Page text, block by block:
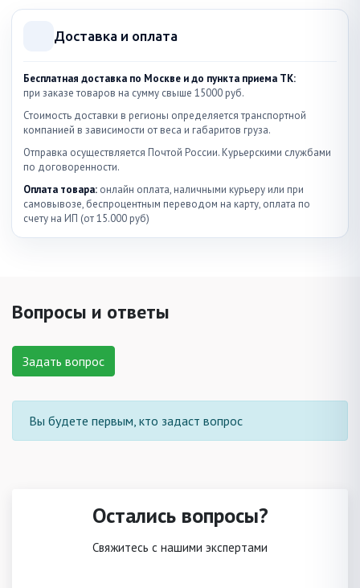
Доставка и оплата
Бесплатная доставка по Москве и до пункта приема ТК:
при заказе товаров на сумму свыше 15000 руб.
Стоимость доставки в регионы определяется транспортной
компанией в зависимости от веса и габаритов груза.
Отправка осуществляется Почтой России. Курьерскими службами
по договоренности.
Оплата товара: онлайн оплата, наличными курьеру или при
самовывозе, беспроцентным переводом на карту, оплата по
счету на ИП (от 15.000 руб)
Вопросы и ответы
Задать вопрос
Вы будете первым, кто задаст вопрос
Остались вопросы?
Свяжитесь с нашими экспертами